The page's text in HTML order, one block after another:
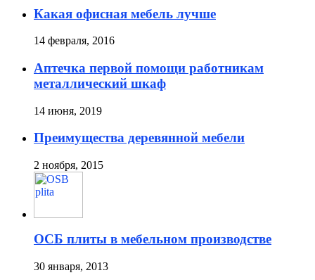
Какая офисная мебель лучше
14 февраля, 2016
Аптечка первой помощи работникам
металлический шкаф
14 июня, 2019
Преимущества деревянной мебели
2 ноября, 2015
ОСБ плиты в мебельном производстве
30 января, 2013